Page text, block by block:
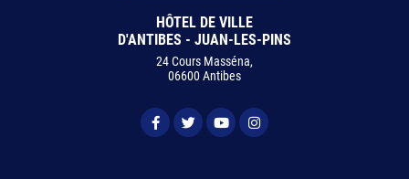
HÔTEL DE VILLE
D'ANTIBES - JUAN-LES-PINS
24 Cours Masséna,
06600 Antibes